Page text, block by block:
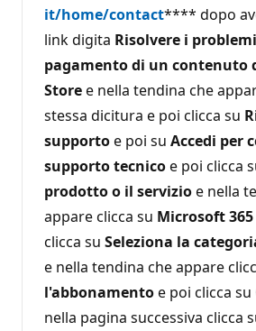
it/home/contact**** dopo
link digita Risolvere i
pagamento di un contenuto
Storee nella tendina che
stessa dicitura e poi clicca su
supportoe poi su Accedi per
supporto tecnicoe poi clicca
prodotto o il servizioe nella
appare clicca su Microsoft
clicca su Seleziona la
e nella tendina che appare
l'abbonamentoe poi clicca su
nella pagina successiva clicca